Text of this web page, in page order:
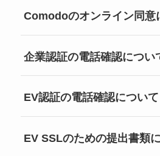
Comodoのオンライン同意
企業認証の電話確認につい
EV認証の電話確認について
EV SSLのための提出書類